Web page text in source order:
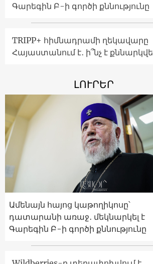
Գարեգին Բ-ի գործի քննությունը
TRIPP+ հիմնադրամի ղեկավարը
Հայաստանում է․ ի՞նչ է
ԼՈՒՐԵՐ
Ամենայն հայոց կաթողիկոսը՝
դատարանի առաջ․ մեկնարկել է
Գարեգին Բ-ի գործի քննությունը